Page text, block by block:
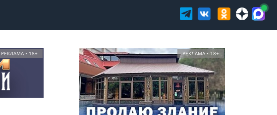
РЕКЛАМА • 18+ РЕКЛАМА • 18+